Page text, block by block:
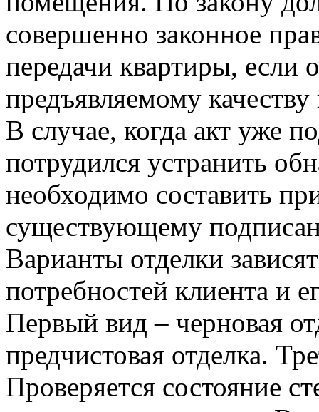
совершенно законное
передачи квартиры, если
предъявляемому
В случае, когда акт уже
потрудился устранить
необходимо составить
существующему
Варианты отделки
потребностей клиента и
Первый вид – черновая
предчистовая отделка.
Проверяется состояние